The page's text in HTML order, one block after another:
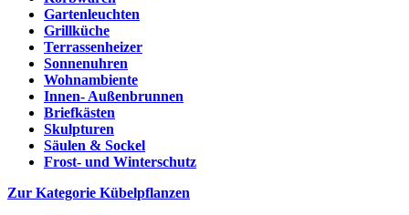
Gartenleuchten
Grillküche
Terrassenheizer
Sonnenuhren
Wohnambiente
Innen- Außenbrunnen
Briefkästen
Skulpturen
Säulen & Sockel
Frost- und Winterschutz
Zur Kategorie Kübelpflanzen